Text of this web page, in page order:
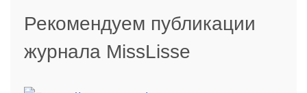
Рекомендуем публикации
журнала MissLisse